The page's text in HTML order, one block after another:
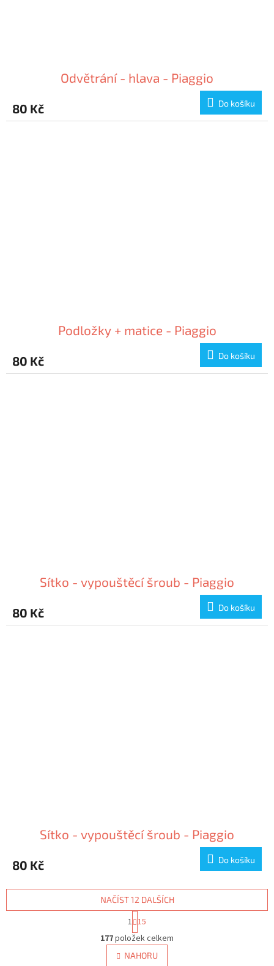
Odvětrání - hlava - Piaggio
80 Kč Do košíku
Podložky + matice - Piaggio
80 Kč Do košíku
Sítko - vypouštěcí šroub - Piaggio
80 Kč Do košíku
Sítko - vypouštěcí šroub - Piaggio
80 Kč Do košíku
O
v
l
NAČÍST 12 DALŠÍCH
S
t
r
á
n
1 15
177položek celkem
NAHORU